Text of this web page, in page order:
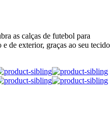
as calças de futebol para
de exterior, graças ao seu tecido